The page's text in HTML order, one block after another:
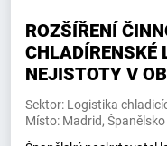
ROZŠÍŘENÍ
CHLADÍRENSKÉ
NEJISTOTY V
Sektor: Logistika
Místo: Madrid, Španělsko